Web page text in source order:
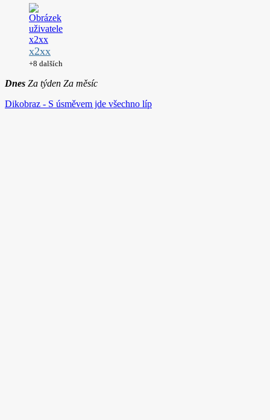
x2xx
+8 dalších
Dnes Za týden Za měsíc
Dikobraz - S úsměvem jde všechno líp